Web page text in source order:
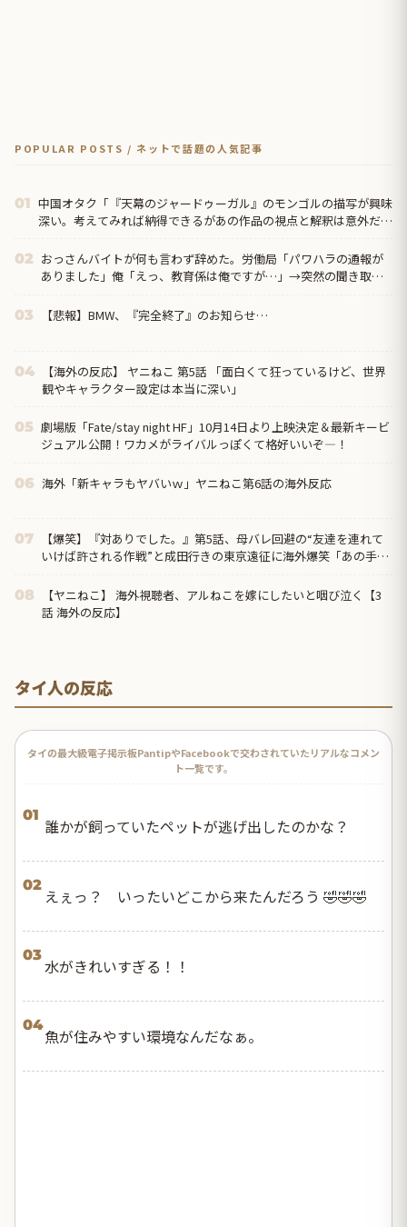
POPULAR POSTS / ネットで話題の人気記事
01 中国オタク「『天幕のジャードゥーガル』のモンゴルの描写が興味
深い。考えてみれば納得できるがあの作品の視点と解釈は意外だっ
02 おっさんバイトが何も言わず辞めた。労働局「パワハラの通報が
ありました」俺「えっ、教育係は俺ですが…」→突然の聞き取り
03 【悲報】BMW、『完全終了』のお知らせ…
04
【海外の反応】 ヤニねこ 第5話 「面白くて狂っているけど、世界
観やキャラクター設定は本当に深い」
05 劇場版「Fate/stay night HF」10月14日より上映決定＆最新キービ
ジュアル公開！ワカメがライバルっぽくて格好いいぞ―！
06 海外「新キャラもヤバいｗ」ヤニねこ第6話の海外反応
07
【爆笑】『対ありでした。』第5話、母バレ回避の“友達を連れて
いけば許される作戦”と成田行きの東京遠征に海外爆笑「あの手
08
【ヤニねこ】 海外視聴者、アルねこを嫁にしたいと咽び泣く【3
話 海外の反応】
タイ人の反応
タイの最大級電子掲示板PantipやFacebookで交わされていたリアルなコメン
ト一覧です。
01
誰かが飼っていたペットが逃げ出したのかな？
02
えぇっ？ いったいどこから来たんだろう 🤣🤣🤣
03
水がきれいすぎる！！
04
魚が住みやすい環境なんだなぁ。